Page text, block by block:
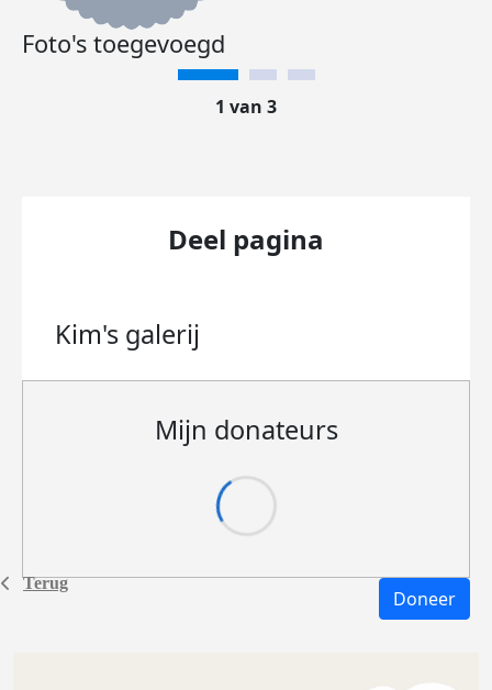
Terug
Foto's toegevoegd
1 van 3
Deel pagina
Kim's galerij
Mijn donateurs
Doneer